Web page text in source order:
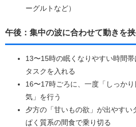
ーグルトなど）
午後：集中の波に合わせて動きを
13〜15時の眠くなりやすい時間
タスクを入れる
16〜17時ごろに、一度「しっか
気」を行う
夕方の「甘いもの欲」が出やすい
ぱく質系の間食で乗り切る